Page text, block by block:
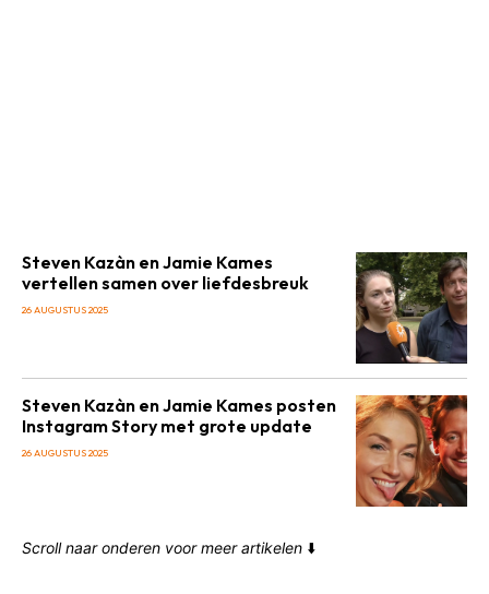
Steven Kazàn en Jamie Kames
vertellen samen over liefdesbreuk
26 AUGUSTUS 2025
Steven Kazàn en Jamie Kames posten
Instagram Story met grote update
26 AUGUSTUS 2025
Scroll naar onderen voor meer artikelen ⬇️